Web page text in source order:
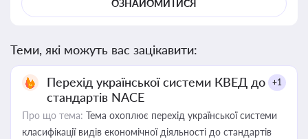
ОЗНАЙОМИТИСЯ
Теми, які можуть вас зацікавити:
Перехід української системи КВЕД до
стандартів NACE
+1
Про що тема: Тема охоплює перехід української системи
класифікації видів економічної діяльності до стандартів